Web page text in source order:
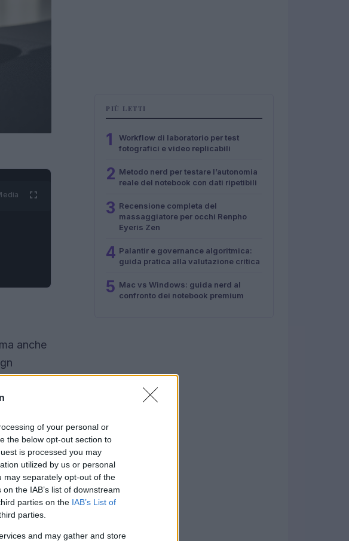
of your personal or
the below opt-out section to
is processed you may
utilized by us or personal
may separately opt-out of the
the IAB’s list of downstream
parties on the IAB’s List of
parties.
and may gather and store
anche
che
per
PIÙ LETTI
1
Workflow di laboratorio per test
fotografici e video replicabili
2 Metodo nerd per testare l’autonomia
reale del notebook con dati ripetibili
3 Recensione completa del
massaggiatore per occhi Renpho
Eyeris Zen
4 Palantir e governance algoritmica:
guida pratica alla valutazione critica
5 Mac vs Windows: guida nerd al
confronto dei notebook premium